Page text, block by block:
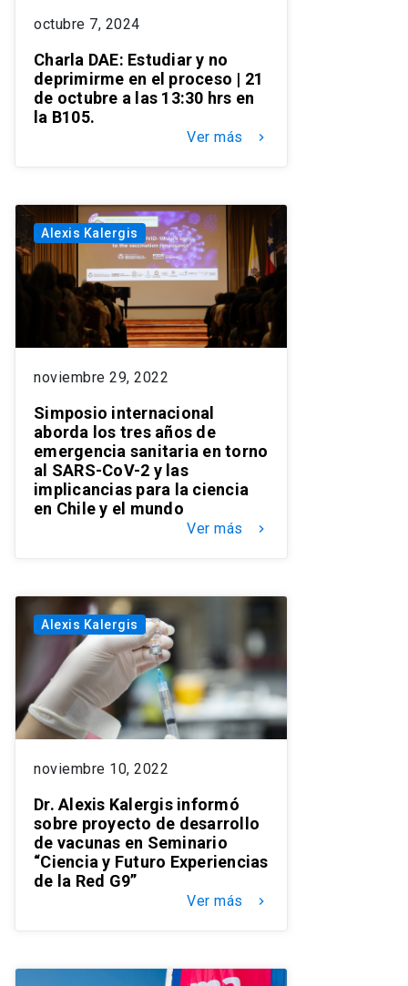
octubre 7, 2024
Charla DAE: Estudiar y no
deprimirme en el proceso | 21
de octubre a las 13:30 hrs en
la B105.
Ver más keyboard_arrow_right
Alexis Kalergis
noviembre 29, 2022
Simposio internacional
aborda los tres años de
emergencia sanitaria en torno
al SARS-CoV-2 y las
implicancias para la ciencia
en Chile y el mundo
Ver más keyboard_arrow_right
Alexis Kalergis
noviembre 10, 2022
Dr. Alexis Kalergis informó
sobre proyecto de desarrollo
de vacunas en Seminario
“Ciencia y Futuro Experiencias
de la Red G9”
Ver más keyboard_arrow_right